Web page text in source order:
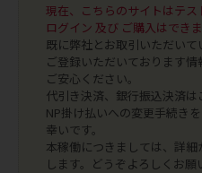
現在、こちらのサイトはテス
ログイン 及び ご購入はでき
既に弊社とお取引いただいて
ご登録いただいております
ご安心ください。
代引き決済、銀行振込決済は
NP掛け払いへの変更手続き
幸いです。
本稼働につきましては、詳
します。どうぞよろしくお願